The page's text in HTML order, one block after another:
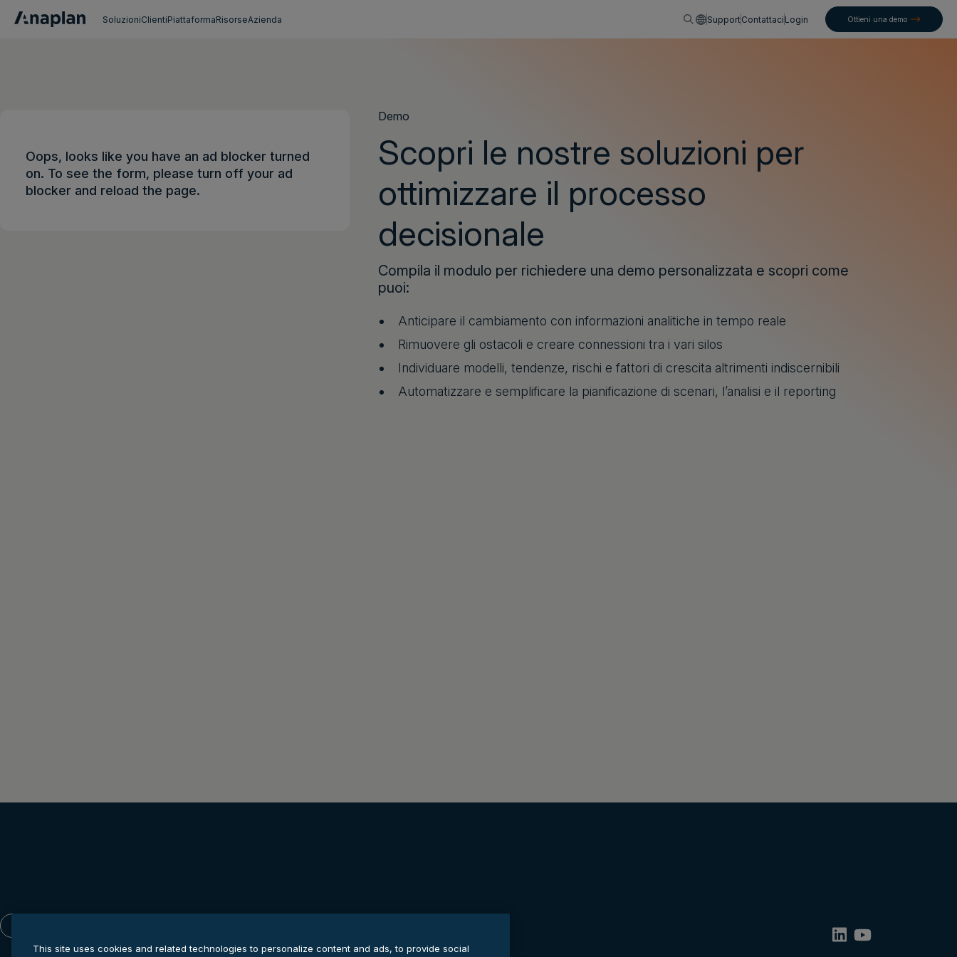
SoluzioniClientiPiattaformaRisorseAzienda Italiano
SupportContattaci Login Ottieni una demo
Oops, looks like you have an ad blocker turned
on. To see the form, please turn off your ad
blocker and reload the page.
Demo
Scopri le nostre soluzioni per
ottimizzare il processo
decisionale
Compila il modulo per richiedere una demo personalizzata e scopri come
puoi:
Anticipare il cambiamento con informazioni analitiche in tempo reale
Rimuovere gli ostacoli e creare connessioni tra i vari silos
Individuare modelli, tendenze, rischi e fattori di crescita altrimenti indiscernibili
Automatizzare e semplificare la pianificazione di scenari, l’analisi e il reporting
This site uses cookies and related technologies to personalize content and ads, to provide social